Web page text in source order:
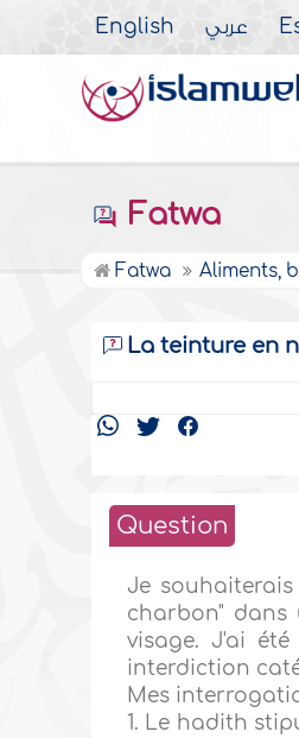
English عربي
Fatwa
Fatwa Aliments,
La teinture en
Question
Je
charbon" dans
visage. J'ai
interdiction
Mes
1. Le hadith